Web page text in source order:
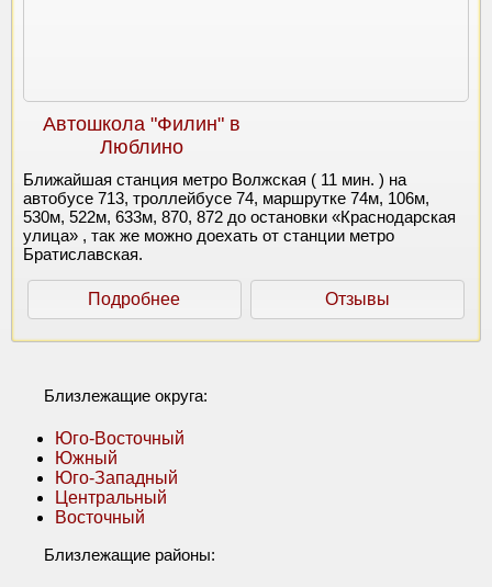
Автошкола "Филин" в
Люблино
Ближайшая станция метро Волжская ( 11 мин. ) на
автобусе 713, троллейбусе 74, маршрутке 74м, 106м,
530м, 522м, 633м, 870, 872 до остановки «Краснодарская
улица» , так же можно доехать от станции метро
Братиславская.
Подробнее Отзывы
Близлежащие округа:
Юго-Восточный
Южный
Юго-Западный
Центральный
Восточный
Близлежащие районы: